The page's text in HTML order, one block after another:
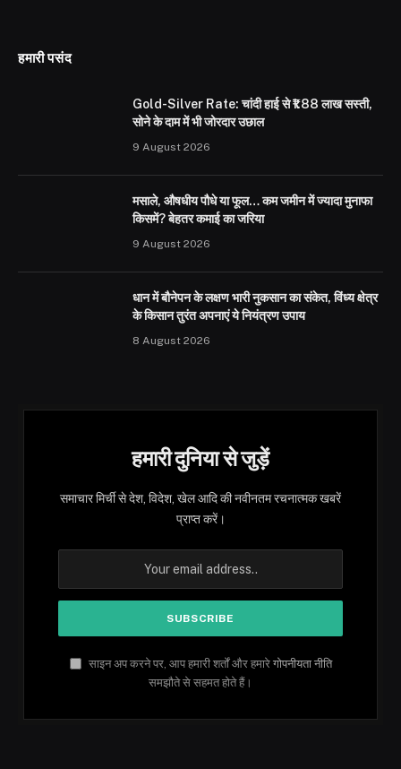
हमारी पसंद
Gold-Silver Rate: चांदी हाई से ₹1.88 लाख सस्ती,
सोने के दाम में भी जोरदार उछाल
9 August 2026
मसाले, औषधीय पौधे या फूल… कम जमीन में ज्यादा मुनाफा
किसमें? बेहतर कमाई का जरिया
9 August 2026
धान में बौनेपन के लक्षण भारी नुकसान का संकेत, विंध्य क्षेत्र
के किसान तुरंत अपनाएं ये नियंत्रण उपाय
8 August 2026
हमारी दुनिया से जुड़ें
समाचार मिर्ची से देश, विदेश, खेल आदि की नवीनतम रचनात्मक खबरें
प्राप्त करें।
साइन अप करने पर, आप हमारी शर्तों और हमारे गोपनीयता नीति
समझौते से सहमत होते हैं।